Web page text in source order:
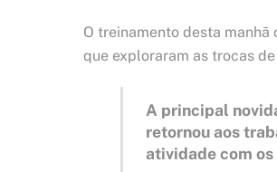
O treinamento desta
que exploraram as trocas
A principal
retornou aos
atividade com